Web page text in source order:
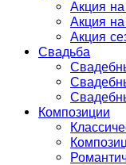
Акция
Акция
Акция
Свадьба
Композиции